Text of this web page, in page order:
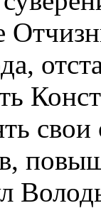
свои